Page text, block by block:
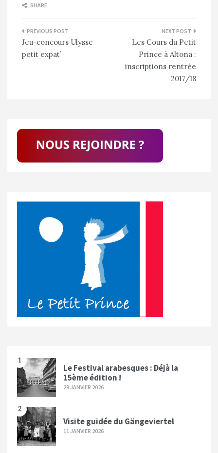
SHARE
Navigation
de
l’article
Jeu-concours Ulysse
petit expat’
Les Cours du Petit
Prince à Altona :
inscriptions rentrée
2017/18
1
Le Festival arabesques : Déjà la
15ème édition !
29 JANVIER 2026
2
Visite guidée du Gängeviertel
11 JANVIER 2026